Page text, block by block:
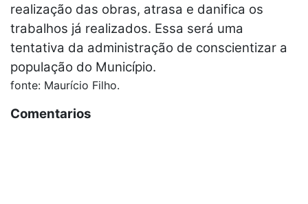
realização das obras, atrasa e danifica os
trabalhos já realizados. Essa será uma
tentativa da administração de conscientizar a
população do Município.
fonte: Maurício Filho.
Comentarios